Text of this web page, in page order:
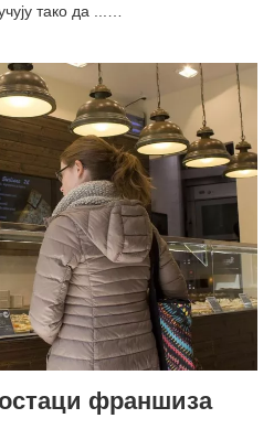
тако да ...…
франшиза